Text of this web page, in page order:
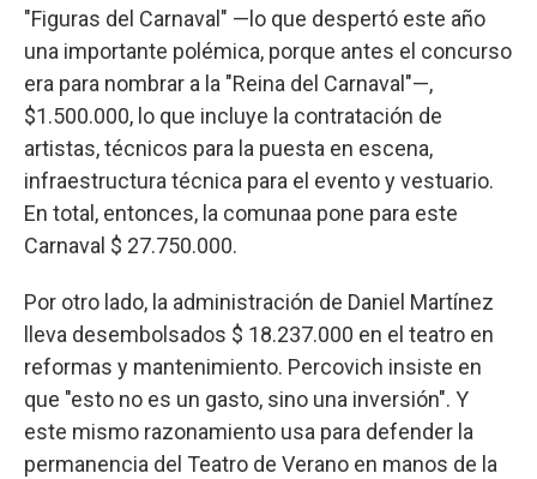
"Figuras del Carnaval" —lo que despertó este año
una importante polémica, porque antes el concurso
era para nombrar a la "Reina del Carnaval"—,
$1.500.000, lo que incluye la contratación de
artistas, técnicos para la puesta en escena,
infraestructura técnica para el evento y vestuario.
En total, entonces, la comunaa pone para este
Carnaval $ 27.750.000.
Por otro lado, la administración de Daniel Martínez
lleva desembolsados $ 18.237.000 en el teatro en
reformas y mantenimiento. Percovich insiste en
que "esto no es un gasto, sino una inversión". Y
este mismo razonamiento usa para defender la
permanencia del Teatro de Verano en manos de la